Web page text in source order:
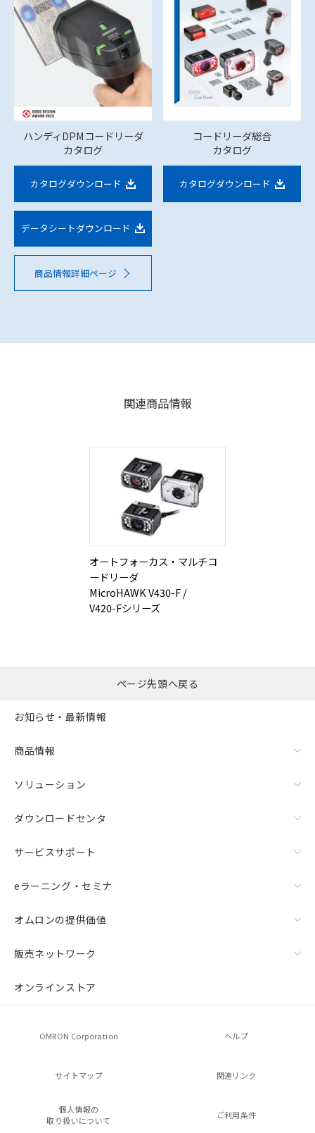
ハンディDPMコードリーダ
カタログ
カタログダウンロード
データシートダウンロード
商品情報詳細ページ
コードリーダ総合
カタログ
カタログダウンロード
関連商品情報
オートフォーカス・マルチコ
ードリーダ
MicroHAWK V430-F /
V420-Fシリーズ
ページ先頭へ戻る
お知らせ・最新情報
商品情報
ソリューション
ダウンロードセンタ
サービスサポート
eラーニング・セミナ
オムロンの提供価値
販売ネットワーク
オンラインストア
OMRON Corporation ヘルプ
サイトマップ 関連リンク
個人情報の
取り扱いについて
ご利用条件